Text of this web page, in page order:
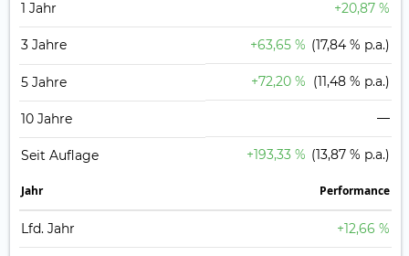
1 Jahr +20,87 %
3 Jahre +63,65 % (17,84 % p.a.)
5 Jahre +72,20 % (11,48 % p.a.)
10 Jahre —
Seit Auflage +193,33 % (13,87 % p.a.)
Jahr Perfor­mance
Lfd. Jahr +12,66 %